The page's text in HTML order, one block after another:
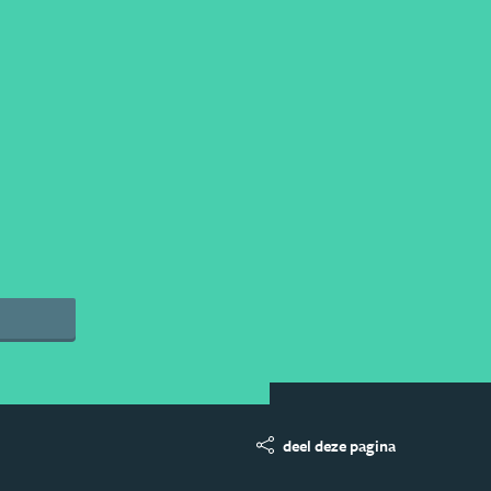
deel deze pagina